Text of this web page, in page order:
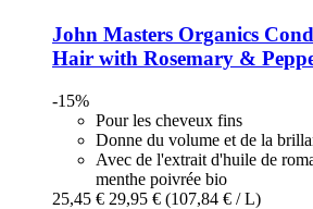
John Masters Organics
Hair with Rosemary &
-15%
Pour les cheveux fins
Donne du volume et de la
Avec de l'extrait d'huile de
menthe poivrée bio
25,45 € 29,95 € (107,84 € / L)